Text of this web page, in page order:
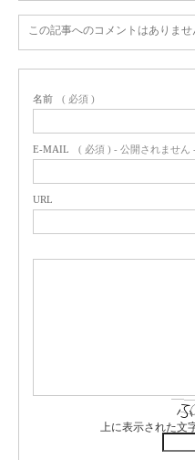
この記事へのコメントはありませ
名前 ( 必須 )
E-MAIL ( 必須 ) - 公開されません
URL
上に表示された文